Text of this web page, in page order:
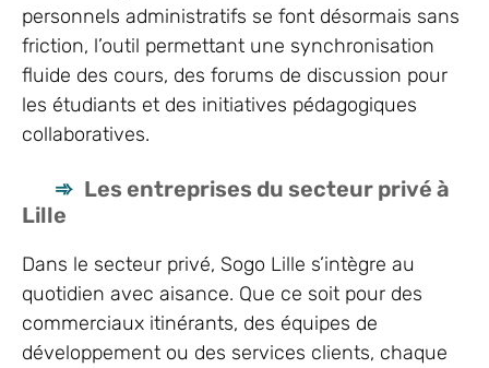
personnels administratifs se font désormais sans
friction, l’outil permettant une synchronisation
fluide des cours, des forums de discussion pour
les étudiants et des initiatives pédagogiques
collaboratives.
Les entreprises du secteur privé à
Lille
Dans le secteur privé, Sogo Lille s’intègre au
quotidien avec aisance. Que ce soit pour des
commerciaux itinérants, des équipes de
développement ou des services clients, chaque